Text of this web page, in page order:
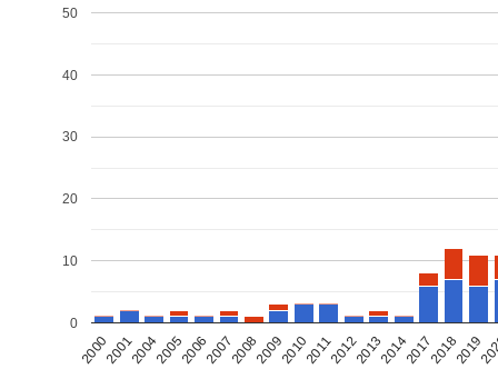
2000200120042005200620072008200920102011201220132014201720182019
0
10
20
30
40
50